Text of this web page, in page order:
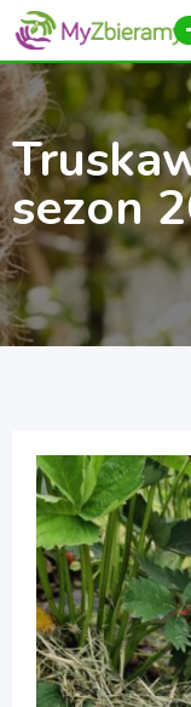
Skip
content
sezon